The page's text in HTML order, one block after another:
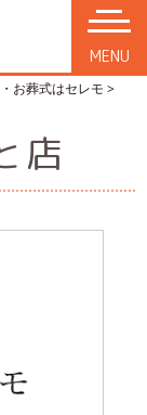
MENU
お葬式はセレモ >
店